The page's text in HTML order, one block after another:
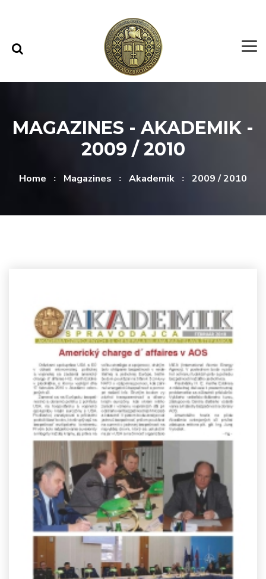
MAGAZINES - AKADEMIK -
2009 / 2010
Home Magazines Akademik 2009 / 2010